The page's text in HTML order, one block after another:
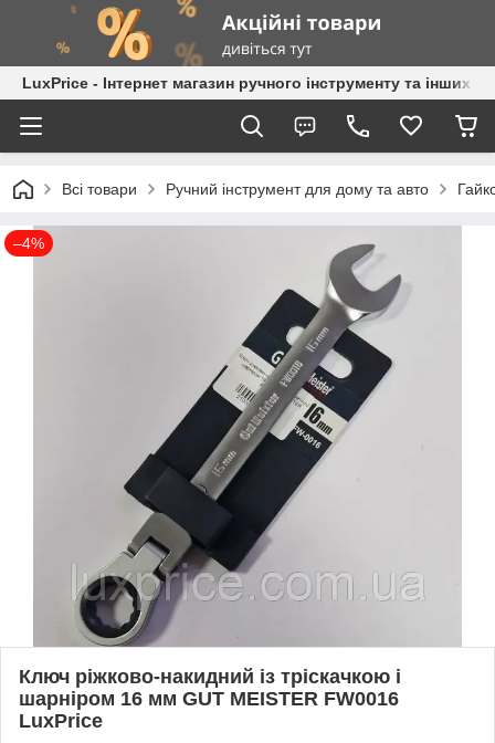
LuxPrice - Інтернет магазин ручного інструменту та інших
Всі товари Ручний інструмент для дому та авто
–4%
Ключ ріжково-накидний із тріскачкою і
шарніром 16 мм GUT MEISTER FW0016
LuxPrice